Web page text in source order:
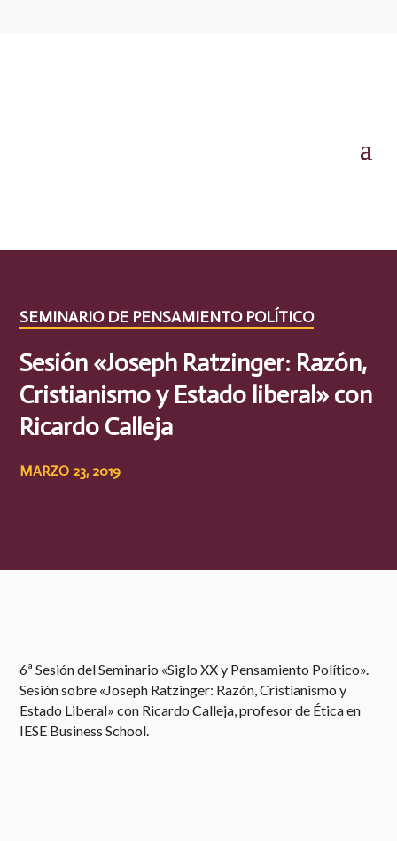
SEMINARIO DE PENSAMIENTO POLÍTICO
Sesión «Joseph Ratzinger: Razón,
Cristianismo y Estado liberal» con
Ricardo Calleja
MARZO 23, 2019
6ª Sesión del Seminario «Siglo XX y Pensamiento Político».
Sesión sobre «Joseph Ratzinger: Razón, Cristianismo y
Estado Liberal» con Ricardo Calleja, profesor de Ética en
IESE Business School.